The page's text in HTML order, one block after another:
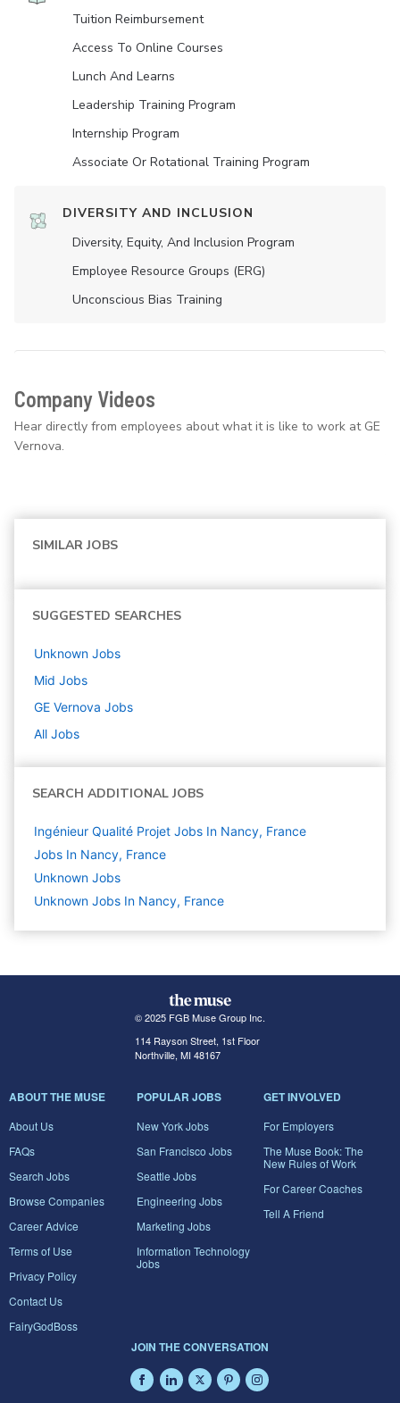
Tuition Reimbursement
Access To Online Courses
Lunch And Learns
Leadership Training Program
Internship Program
Associate Or Rotational Training Program
DIVERSITY AND INCLUSION
Diversity, Equity, And Inclusion Program
Employee Resource Groups (ERG)
Unconscious Bias Training
Company Videos
Hear directly from employees about what it is like to work at GE
Vernova.
SIMILAR JOBS
SUGGESTED SEARCHES
Unknown Jobs
Mid Jobs
GE Vernova Jobs
All Jobs
SEARCH ADDITIONAL JOBS
Ingénieur Qualité Projet Jobs In Nancy, France
Jobs In Nancy, France
Unknown Jobs
Unknown Jobs In Nancy, France
© 2025 FGB Muse Group Inc.
114 Rayson Street, 1st Floor
Northville, MI 48167
ABOUT THE MUSE
About Us
FAQs
Search Jobs
Browse Companies
Career Advice
Terms of Use
Privacy Policy
Contact Us
FairyGodBoss
POPULAR JOBS
New York Jobs
San Francisco Jobs
Seattle Jobs
Engineering Jobs
Marketing Jobs
Information Technology
Jobs
GET INVOLVED
For Employers
The Muse Book: The
New Rules of Work
For Career Coaches
Tell A Friend
JOIN THE CONVERSATION